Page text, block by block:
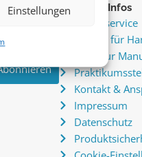
Einstellungen
im zu
Service & Infos
Presseservice
Service für
Infos zur
Kontakt &
Impressum
Datenschutz